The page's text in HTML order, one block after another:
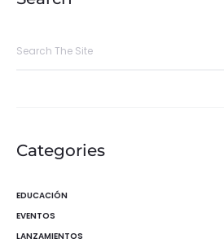
Categories
EDUCACIÓN
EVENTOS
LANZAMIENTOS